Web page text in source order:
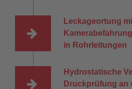
Leckageortung
in Rohrleitungen
Hydrostatische
Druckprüfung an